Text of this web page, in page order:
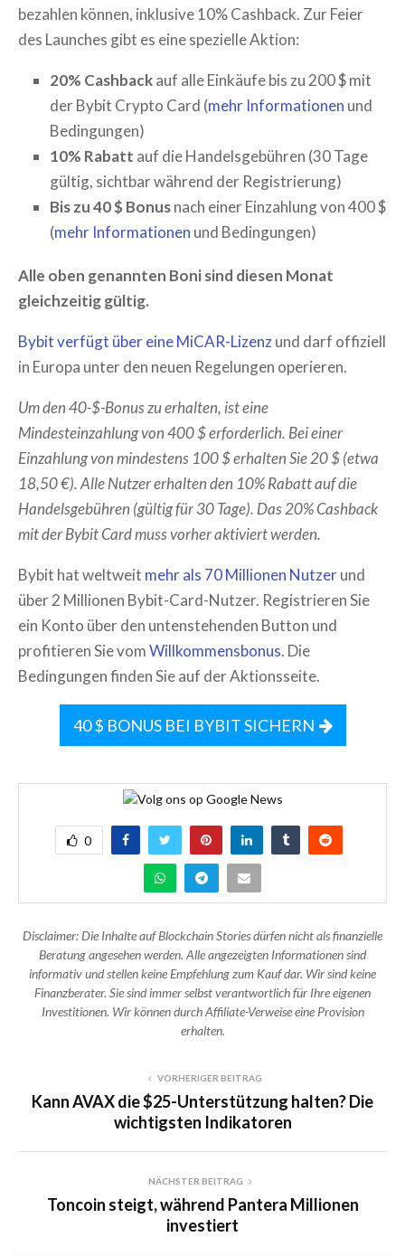
bezahlen können, inklusive 10% Cashback. Zur Feier
des Launches gibt es eine spezielle Aktion:
20% Cashbackauf alle Einkäufe bis zu 200 $ mit
der Bybit Crypto Card (mehr Informationen und
Bedingungen)
10% Rabatt auf die Handelsgebühren (30 Tage
gültig, sichtbar während der Registrierung)
Bis zu 40 $ Bonusnach einer Einzahlung von 400 $
(mehr Informationen und Bedingungen)
Alle oben genannten Boni sind diesen Monat
gleichzeitig gültig.
Bybit verfügt über eine MiCAR-Lizenzund darf offiziell
in Europa unter den neuen Regelungen operieren.
Um den 40-$-Bonus zu erhalten, ist eine
Mindesteinzahlung von 400 $ erforderlich. Bei einer
Einzahlung von mindestens 100 $ erhalten Sie 20 $ (etwa
18,50 €). Alle Nutzer erhalten den 10% Rabatt auf die
Handelsgebühren (gültig für 30 Tage). Das 20% Cashback
mit der Bybit Card muss vorher aktiviert werden.
Bybit hat weltweit mehr als 70 Millionen Nutzerund
über 2 Millionen Bybit-Card-Nutzer. Registrieren Sie
ein Konto über den untenstehenden Button und
profitieren Sie vomWillkommensbonus. Die
Bedingungen finden Sie auf der Aktionsseite.
40 $ BONUS BEI BYBIT SICHERN
0
Disclaimer: Die Inhalte auf Blockchain Stories dürfen nicht als finanzielle
Beratung angesehen werden. Alle angezeigten Informationen sind
informativ und stellen keine Empfehlung zum Kauf dar. Wir sind keine
Finanzberater. Sie sind immer selbst verantwortlich für Ihre eigenen
Investitionen. Wir können durch Affiliate-Verweise eine Provision
erhalten.
VORHERIGER BEITRAG
Kann AVAX die $25-Unterstützung halten? Die
wichtigsten Indikatoren
NÄCHSTER BEITRAG
Toncoin steigt, während Pantera Millionen
investiert